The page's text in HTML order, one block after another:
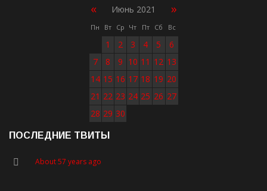
« Июнь 2021 »
Пн Вт Ср Чт Пт Сб Вс
1 2 3 4 5
6
7
8 9 10 11 12 13
14 15 16 17 18 19 20
21 22 23 24 25 26 27
28 29 30
ПОСЛЕДНИЕ ТВИТЫ
About 57 years ago